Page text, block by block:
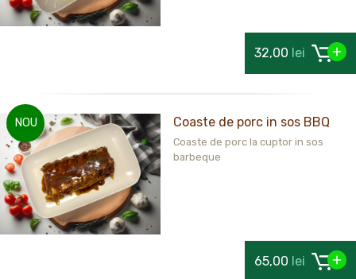
32,00 lei
NOU Coaste de porc in sos BBQ
Coaste de porc la cuptor in sos
barbeque
65,00 lei